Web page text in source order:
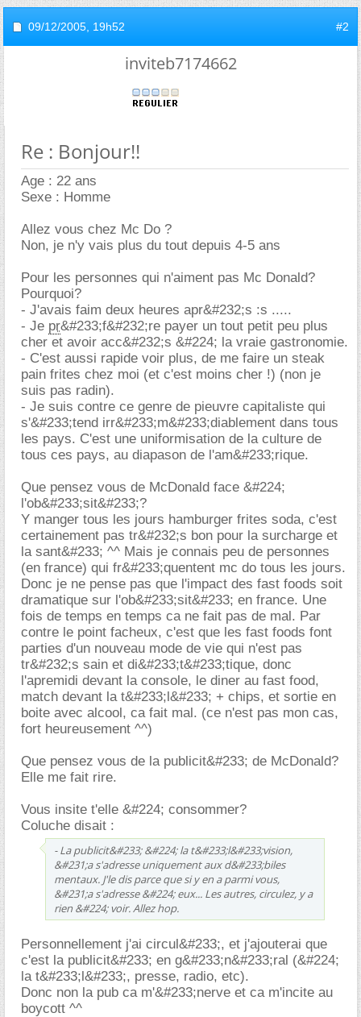
09/12/2005, 19h52 #2
inviteb7174662
Re : Bonjour!!
Age : 22 ans
Sexe : Homme
Allez vous chez Mc Do ?
Non, je n'y vais plus du tout depuis 4-5 ans
Pour les personnes qui n'aiment pas Mc Donald?
Pourquoi?
- J'avais faim deux heures apr&#232;s :s .....
- Je pr&#233;f&#232;re payer un tout petit peu plus
cher et avoir acc&#232;s &#224; la vraie gastronomie.
- C'est aussi rapide voir plus, de me faire un steak
pain frites chez moi (et c'est moins cher !) (non je
suis pas radin).
- Je suis contre ce genre de pieuvre capitaliste qui
s'&#233;tend irr&#233;m&#233;diablement dans tous
les pays. C'est une uniformisation de la culture de
tous ces pays, au diapason de l'am&#233;rique.
Que pensez vous de McDonald face &#224;
l'ob&#233;sit&#233;?
Y manger tous les jours hamburger frites soda, c'est
certainement pas tr&#232;s bon pour la surcharge et
la sant&#233; ^^ Mais je connais peu de personnes
(en france) qui fr&#233;quentent mc do tous les jours.
Donc je ne pense pas que l'impact des fast foods soit
dramatique sur l'ob&#233;sit&#233; en france. Une
fois de temps en temps ca ne fait pas de mal. Par
contre le point facheux, c'est que les fast foods font
parties d'un nouveau mode de vie qui n'est pas
tr&#232;s sain et di&#233;t&#233;tique, donc
l'apremidi devant la console, le diner au fast food,
match devant la t&#233;l&#233; + chips, et sortie en
boite avec alcool, ca fait mal. (ce n'est pas mon cas,
fort heureusement ^^)
Que pensez vous de la publicit&#233; de McDonald?
Elle me fait rire.
Vous insite t'elle &#224; consommer?
Coluche disait :
- La publicit&#233; &#224; la t&#233;l&#233;vision,
&#231;a s'adresse uniquement aux d&#233;biles
mentaux. J'le dis parce que si y en a parmi vous,
&#231;a s'adresse &#224; eux... Les autres, circulez, y a
rien &#224; voir. Allez hop.
Personnellement j'ai circul&#233;, et j'ajouterai que
c'est la publicit&#233; en g&#233;n&#233;ral (&#224;
la t&#233;l&#233;, presse, radio, etc).
Donc non la pub ca m'&#233;nerve et ca m'incite au
boycott ^^